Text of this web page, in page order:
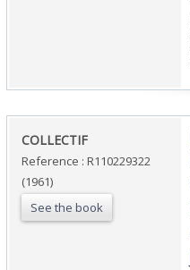
‎COLLECTIF‎
Reference : R110229322
(1961)
See the book